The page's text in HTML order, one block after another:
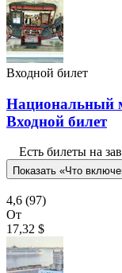
Входной билет
Национальный
Входной билет
Есть билеты на
Показать «Что
4,6 (97)
От
17,32 $